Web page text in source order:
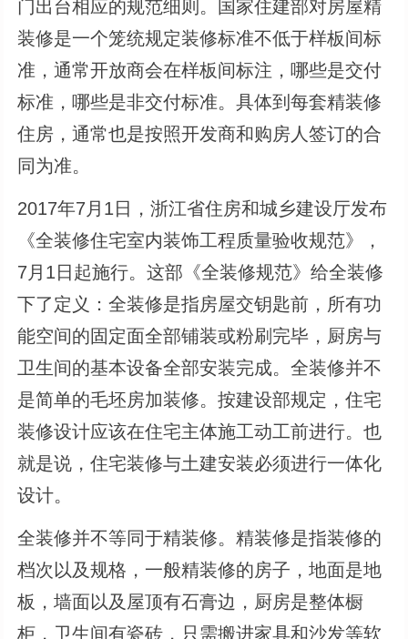
门出台相应的规范细则。国家住建部对房屋精
装修是一个笼统规定装修标准不低于样板间标
准，通常开放商会在样板间标注，哪些是交付
标准，哪些是非交付标准。具体到每套精装修
住房，通常也是按照开发商和购房人签订的合
同为准。
2017年7月1日，浙江省住房和城乡建设厅发布
《全装修住宅室内装饰工程质量验收规范》，
7月1日起施行。这部《全装修规范》给全装修
下了定义：全装修是指房屋交钥匙前，所有功
能空间的固定面全部铺装或粉刷完毕，厨房与
卫生间的基本设备全部安装完成。全装修并不
是简单的毛坯房加装修。按建设部规定，住宅
装修设计应该在住宅主体施工动工前进行。也
就是说，住宅装修与土建安装必须进行一体化
设计。
全装修并不等同于精装修。精装修是指装修的
档次以及规格，一般精装修的房子，地面是地
板，墙面以及屋顶有石膏边，厨房是整体橱
柜，卫生间有瓷砖，只需搬进家具和沙发等软